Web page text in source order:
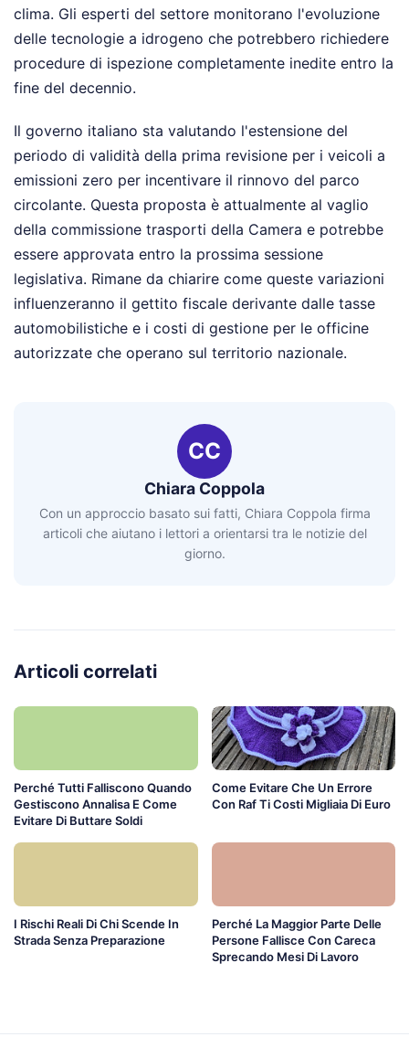
clima. Gli esperti del settore monitorano l'evoluzione
delle tecnologie a idrogeno che potrebbero richiedere
procedure di ispezione completamente inedite entro la
fine del decennio.
Il governo italiano sta valutando l'estensione del
periodo di validità della prima revisione per i veicoli a
emissioni zero per incentivare il rinnovo del parco
circolante. Questa proposta è attualmente al vaglio
della commissione trasporti della Camera e potrebbe
essere approvata entro la prossima sessione
legislativa. Rimane da chiarire come queste variazioni
influenzeranno il gettito fiscale derivante dalle tasse
automobilistiche e i costi di gestione per le officine
autorizzate che operano sul territorio nazionale.
CC
Chiara Coppola
Con un approccio basato sui fatti, Chiara Coppola firma
articoli che aiutano i lettori a orientarsi tra le notizie del
giorno.
Articoli correlati
Perché Tutti Falliscono Quando
Gestiscono Annalisa E Come
Evitare Di Buttare Soldi
Come Evitare Che Un Errore
Con Raf Ti Costi Migliaia Di Euro
I Rischi Reali Di Chi Scende In
Strada Senza Preparazione
Perché La Maggior Parte Delle
Persone Fallisce Con Careca
Sprecando Mesi Di Lavoro